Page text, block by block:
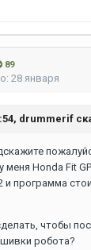
89
28 января
drummerif
Honda Fit
программа
чтобы
робота?